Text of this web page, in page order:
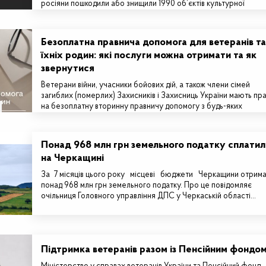
росіяни пошкодили або знищили 1990 об’єктів культурної
Безоплатна правнича допомога для ветеранів та
їхніх родин: які послуги можна отримати та як
звернутися
Ветерани війни, учасники бойових дій, а також члени сімей
загиблих (померлих) Захисників і Захисниць України мають
на безоплатну вторинну правничу допомогу з будь-яких
Понад 968 млн грн земельного податку
на Черкащині
За 7 місяців цього року місцеві бюджети Черкащини
понад 968 млн грн земельного податку. Про це повідомляє
очільниця Головного управління ДПС у Черкаській області…
Підтримка ветеранів разом із Пенсійним фондом